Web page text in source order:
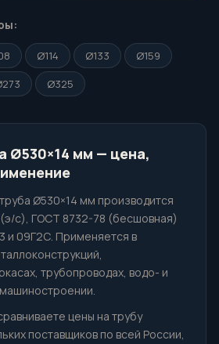
Ø114 Ø133
Ø159
Ø325
Ø530×14 мм — цена,
Ø530×14 мм производится
с), ГОСТ 8732-78 (бесшовная)
и 09Г2С. Применяется в
трубопроводах, водо- и
цены на трубу
поставщиков по всей России,